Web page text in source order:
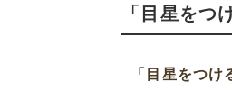
「目星をつ
「目星をつけ